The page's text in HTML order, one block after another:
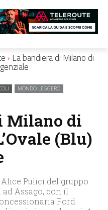
La bandiera di Milano di
MONDO LEGGERO
Milano di
(Blu)
Pulici del gruppo
Assago, con il
Ford